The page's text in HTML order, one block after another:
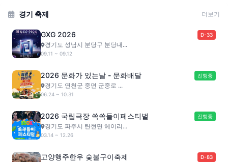
경기 축제 더보기
GXG 2026 D-33
경기도 성남시 분당구 분당내...
09.11 ~ 09.12
2026 문화가 있는날 - 문화배달 진행중
경기도 연천군 중면 군중로 ...
06.24 ~ 10.31
2026 국립극장 쏙쏙들이페스티벌 진행중
경기도 파주시 탄현면 헤이리...
03.14 ~ 12.26
고양행주한우 숯불구이축제 D-83